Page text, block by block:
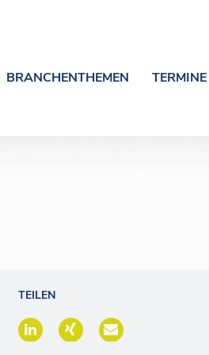
BRANCHENTHEMEN TERMINE
TEILEN